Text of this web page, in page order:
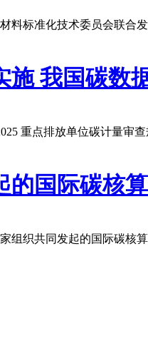
标准化技术委员会联合
我国碳数
重点排放单位碳计量
的国际碳核
织共同发起的国际碳核